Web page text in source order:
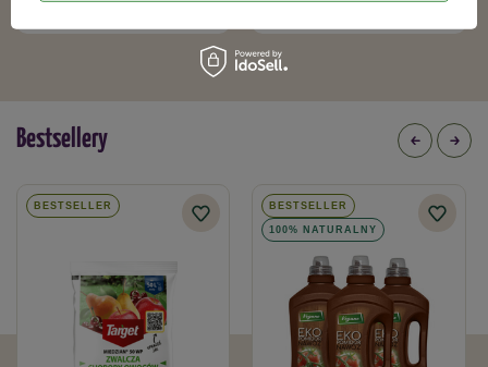
Bestsellery
BESTSELLER BESTSELLER
100% NATURALNY